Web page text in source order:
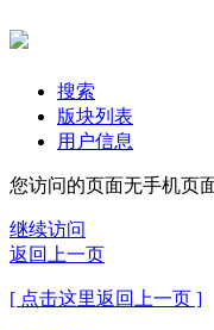
搜索
版块列表
用户信息
您访问的页面无手机页
继续访问
返回上一页
[ 点击这里返回上一页 ]